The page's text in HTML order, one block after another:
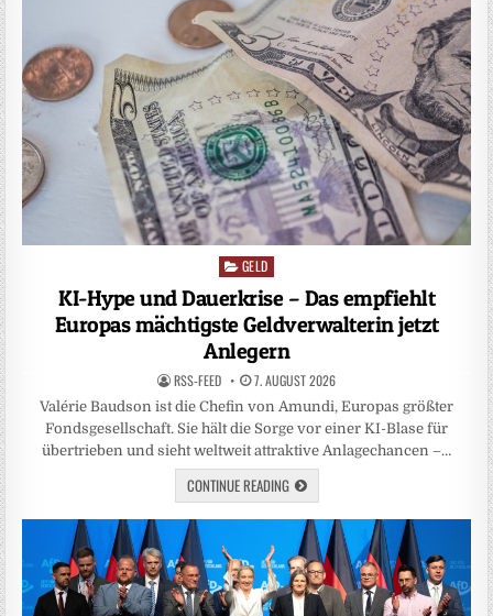
Posted
GELD
KI-Hype und Dauerkrise – Das empfiehlt
Europas mächtigste Geldverwalterin jetzt
Anlegern
RSS-FEED 7. AUGUST 2026
Valérie Baudson ist die Chefin von Amundi, Europas größter
Fondsgesellschaft. Sie hält die Sorge vor einer KI-Blase für
übertrieben und sieht weltweit attraktive Anlagechancen –…
CONTINUE READING